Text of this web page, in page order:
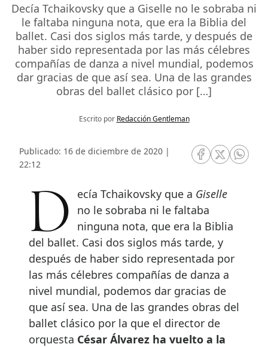
Decía Tchaikovsky que a Giselle no le sobraba ni
le faltaba ninguna nota, que era la Biblia del
ballet. Casi dos siglos más tarde, y después de
haber sido representada por las más célebres
compañías de danza a nivel mundial, podemos
dar gracias de que así sea. Una de las grandes
obras del ballet clásico por […]
Escrito por Redacción Gentleman
Publicado: 16 de diciembre de 2020 |
22:12
RRSS Facebook
RRSSRRSS
Decía Tchaikovsky que a Giselle
no le sobraba ni le faltaba
ninguna nota, que era la Biblia
del ballet. Casi dos siglos más tarde, y
después de haber sido representada por
las más célebres compañías de danza a
nivel mundial, podemos dar gracias de
que así sea. Una de las grandes obras del
ballet clásico por la que el director de
orquesta César Álvarez ha vuelto a la